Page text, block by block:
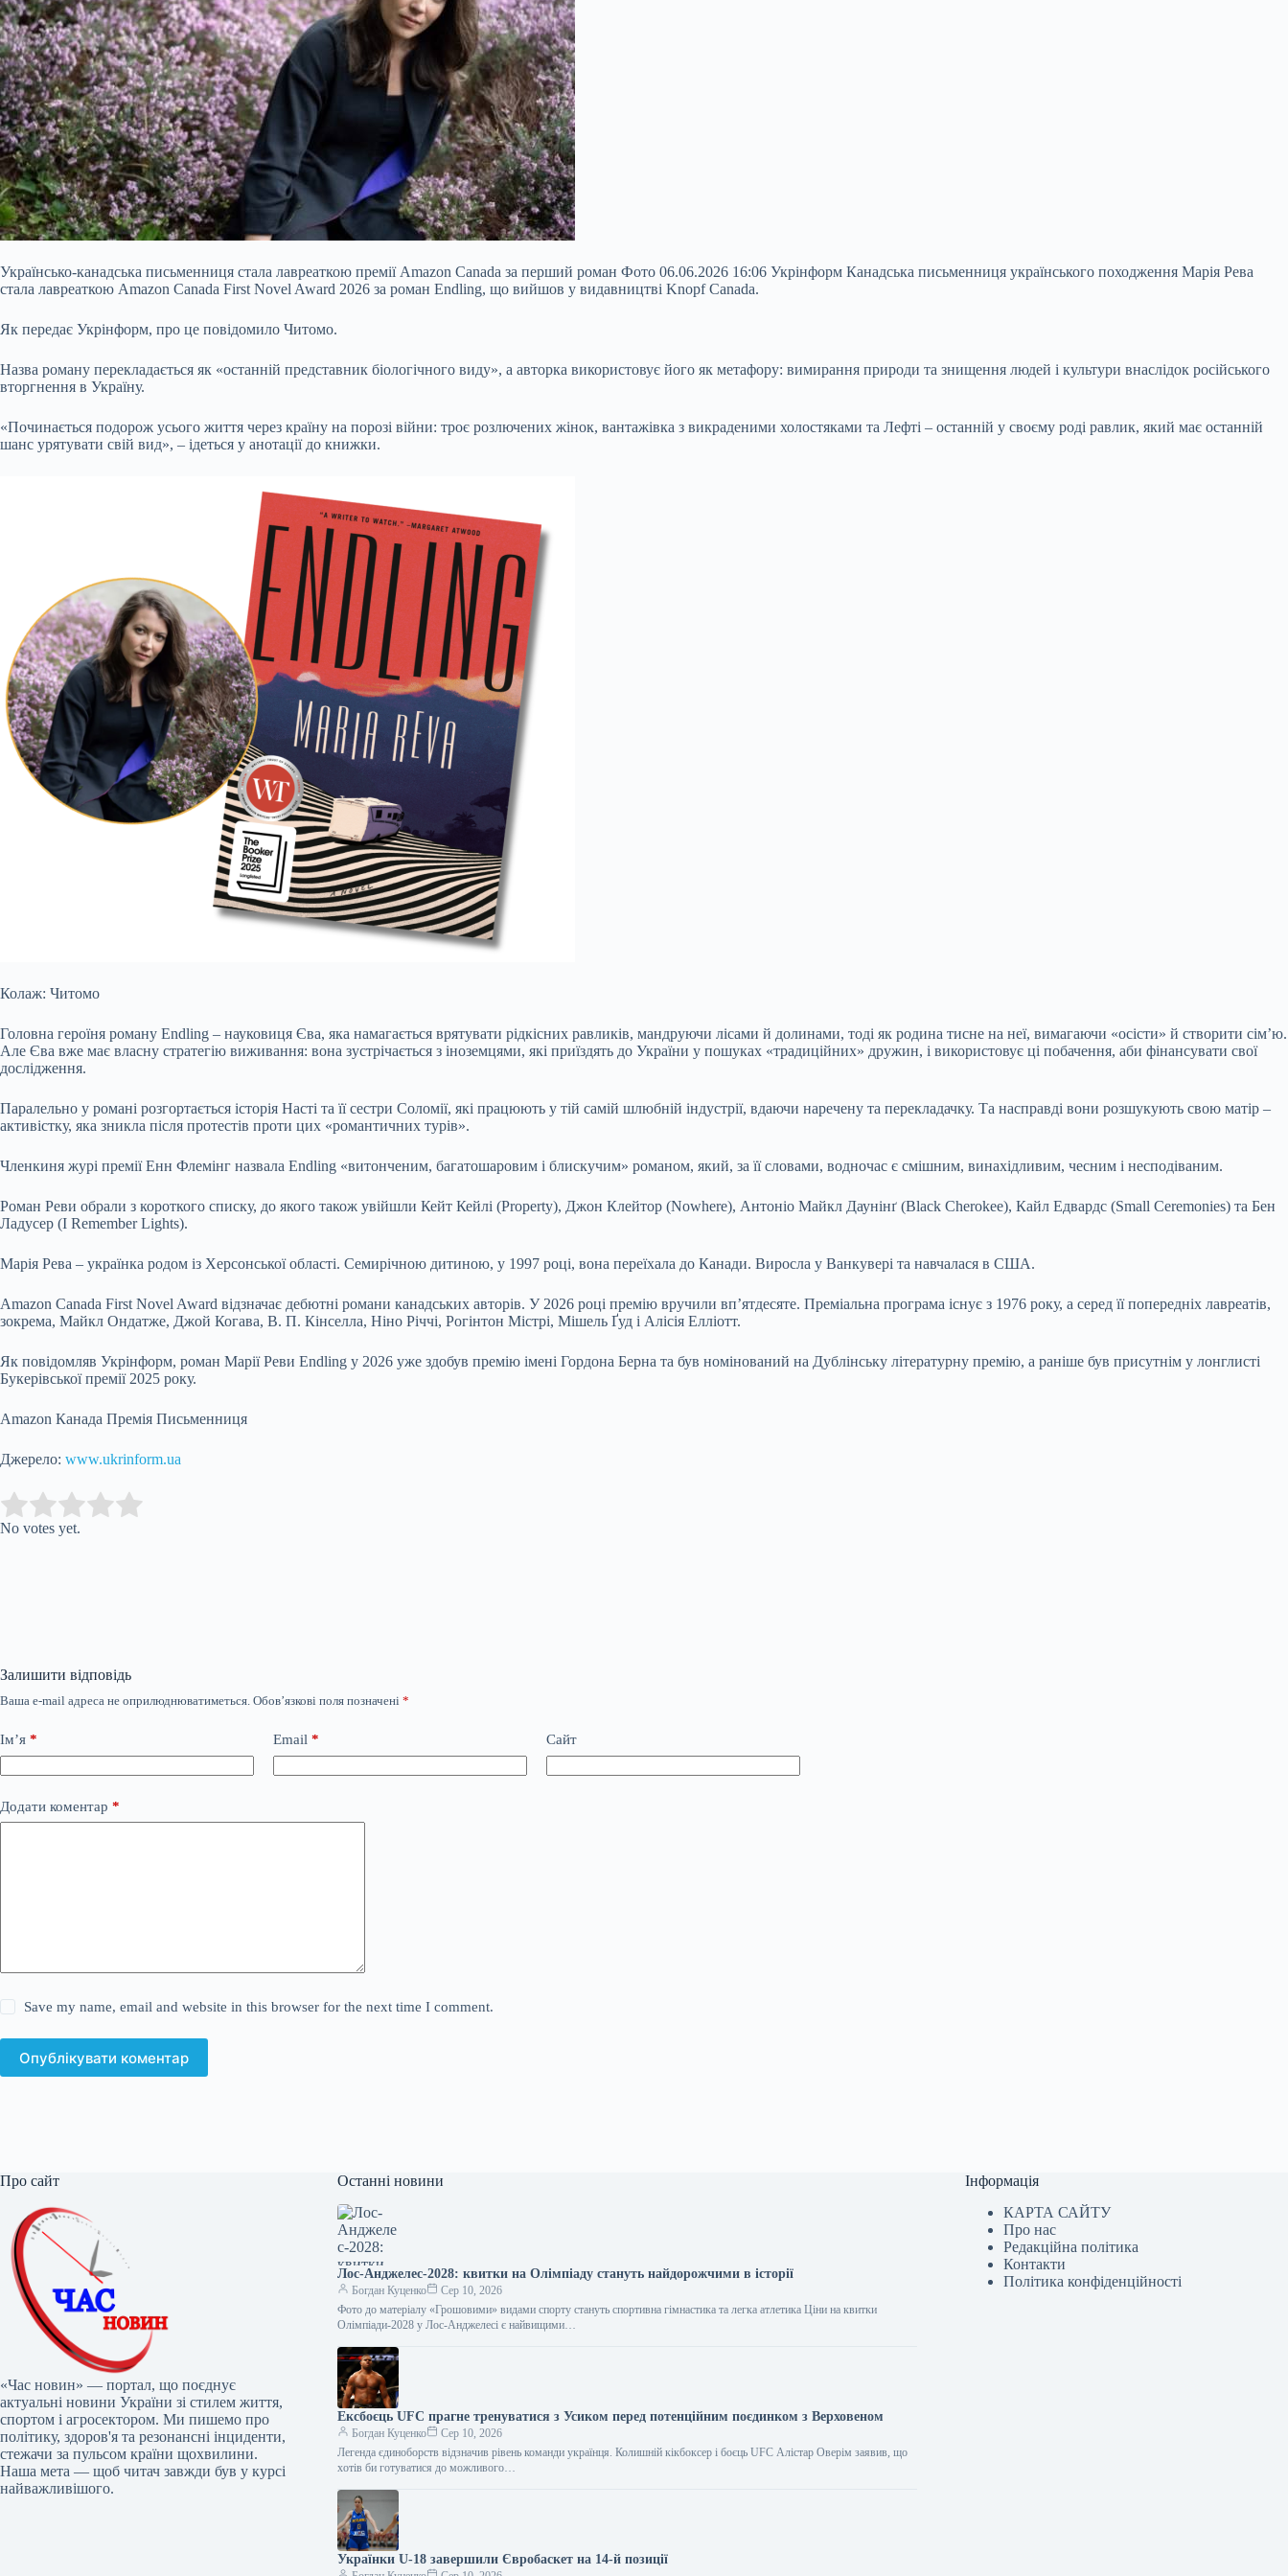
Українсько-канадська письменниця стала лавреаткою премії Amazon Canada за перший роман Фото 06.06.2026 16:06 Укрінформ Канадська письменниця українського походження Марія Рева
стала лавреаткою Amazon Canada First Novel Award 2026 за роман Endling, що вийшов у видавництві Knopf Canada.
Як передає Укрінформ, про це повідомило Читомо.
Назва роману перекладається як «останній представник біологічного виду», а авторка використовує його як метафору: вимирання природи та знищення людей і культури внаслідок російського
вторгнення в Україну.
«Починається подорож усього життя через країну на порозі війни: троє розлючених жінок, вантажівка з викраденими холостяками та Лефті – останній у своєму роді равлик, який має останній
шанс урятувати свій вид», – ідеться у анотації до книжки.
Колаж: Читомо
Головна героїня роману Endling – науковиця Єва, яка намагається врятувати рідкісних равликів, мандруючи лісами й долинами, тоді як родина тисне на неї, вимагаючи «осісти» й створити сім’ю.
Але Єва вже має власну стратегію виживання: вона зустрічається з іноземцями, які приїздять до України у пошуках «традиційних» дружин, і використовує ці побачення, аби фінансувати свої
дослідження.
Паралельно у романі розгортається історія Насті та її сестри Соломії, які працюють у тій самій шлюбній індустрії, вдаючи наречену та перекладачку. Та насправді вони розшукують свою матір –
активістку, яка зникла після протестів проти цих «романтичних турів».
Членкиня журі премії Енн Флемінг назвала Endling «витонченим, багатошаровим і блискучим» романом, який, за її словами, водночас є смішним, винахідливим, чесним і несподіваним.
Роман Реви обрали з короткого списку, до якого також увійшли Кейт Кейлі (Property), Джон Клейтор (Nowhere), Антоніо Майкл Даунінґ (Black Cherokee), Кайл Едвардс (Small Ceremonies) та Бен
Ладусер (I Remember Lights).
Марія Рева – українка родом із Херсонської області. Семирічною дитиною, у 1997 році, вона переїхала до Канади. Виросла у Ванкувері та навчалася в США.
Amazon Canada First Novel Award відзначає дебютні романи канадських авторів. У 2026 році премію вручили вп’ятдесяте. Преміальна програма існує з 1976 року, а серед її попередніх лавреатів,
зокрема, Майкл Ондатже, Джой Когава, В. П. Кінселла, Ніно Річчі, Рогінтон Містрі, Мішель Ґуд і Алісія Елліотт.
Як повідомляв Укрінформ, роман Марії Реви Endling у 2026 уже здобув премію імені Гордона Берна та був номінований на Дублінську літературну премію, а раніше був присутнім у лонглисті
Букерівської премії 2025 року.
Amazon Канада Премія Письменниця
Джерело: www.ukrinform.ua
Rate this item:
No votes yet.
Залишити відповідь
Ваша e-mail адреса не оприлюднюватиметься. Обов’язкові поля позначені *
Ім’я * Email * Сайт
Додати коментар *
Save my name, email and website in this browser for the next time I comment.
Опублікувати коментар
Про сайт
«Час новин» — портал, що поєднує
актуальні новини України зі стилем життя,
спортом і агросектором. Ми пишемо про
політику, здоров'я та резонансні інциденти,
стежачи за пульсом країни щохвилини.
Наша мета — щоб читач завжди був у курсі
найважливішого.
Останні новини
Лос-Анджелес-2028: квитки на Олімпіаду стануть найдорожчими в історії
Богдан Куценко
Сер 10, 2026
Фото до матеріалу «Грошовими» видами спорту стануть спортивна гімнастика та легка атлетика Ціни на квитки
Олімпіади-2028 у Лос-Анджелесі є найвищими…
Ексбоєць UFC прагне тренуватися з Усиком перед потенційним поєдинком з Верховеном
Богдан Куценко
Сер 10, 2026
Легенда єдиноборств відзначив рівень команди українця. Колишній кікбоксер і боєць UFC Алістар Оверім заявив, що
хотів би готуватися до можливого…
Українки U-18 завершили Євробаскет на 14-й позиції
Інформація
КАРТА САЙТУ
Про нас
Редакційна політика
Контакти
Політика конфіденційності